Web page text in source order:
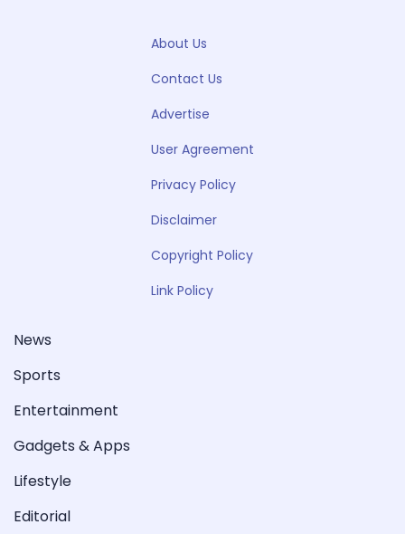
About Us
Contact Us
Advertise
User Agreement
Privacy Policy
Disclaimer
Copyright Policy
Link Policy
News
Sports
Entertainment
Gadgets & Apps
Lifestyle
Editorial